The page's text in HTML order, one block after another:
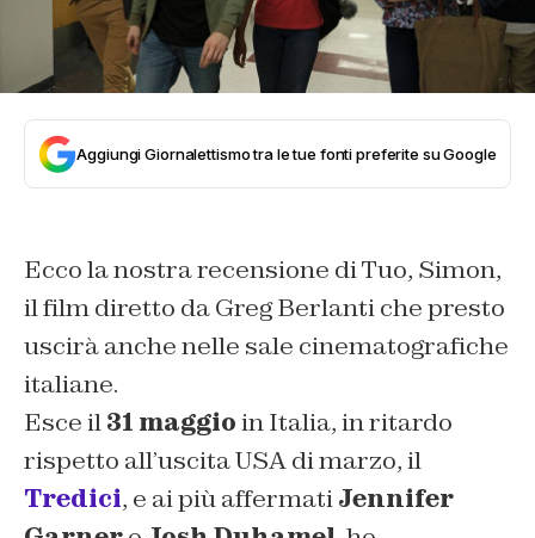
Aggiungi Giornalettismo tra le tue fonti preferite su Google
Ecco la nostra recensione di Tuo, Simon,
il film diretto da Greg Berlanti che presto
uscirà anche nelle sale cinematografiche
italiane.
Esce il31 maggioin Italia, in ritardo
rispetto all’uscita USA di marzo, il
Tredici, e ai più affermatiJennifer